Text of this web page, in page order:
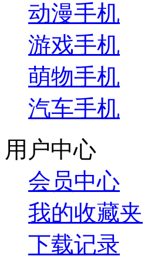
动漫手机
游戏手机
萌物手机
汽车手机
用户中心
会员中心
我的收藏夹
下载记录